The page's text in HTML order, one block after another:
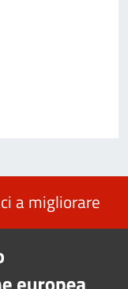
a migliorare